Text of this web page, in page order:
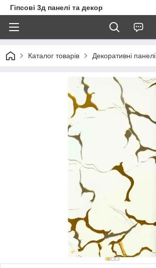
Гіпсові 3д панелі та декор
Каталог товарів Декоративні панелі